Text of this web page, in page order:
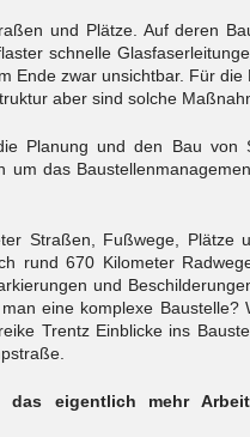
und Plätze. Auf deren
schnelle
Ende zwar unsichtbar. Für
aber sind solche
Planung und den Bau von
das
Straßen, Fußwege, Plätze
rund 670 Kilometer
und
eine komplexe
Trentz Einblicke ins
das eigentlich mehr